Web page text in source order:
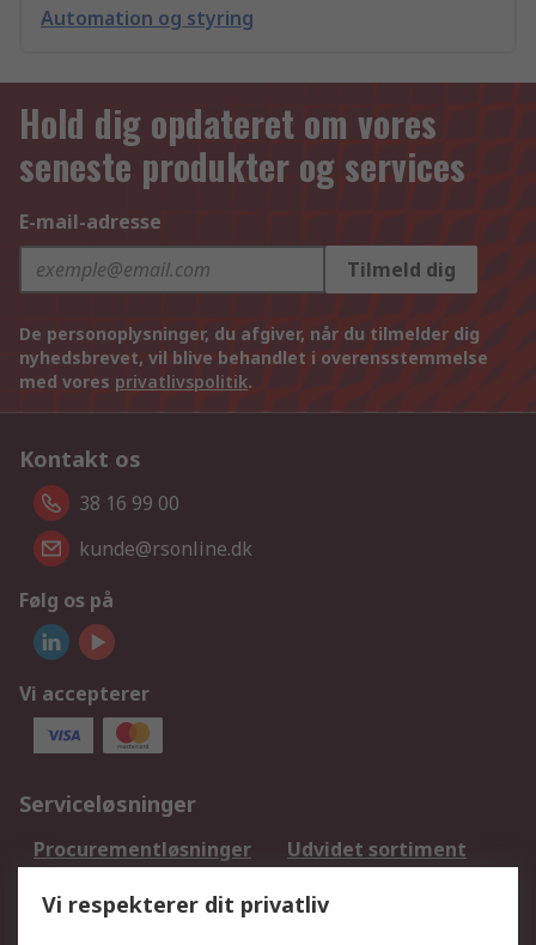
Automation og styring
Hold dig opdateret om vores
seneste produkter og services
E-mail-adresse
Tilmeld dig
De personoplysninger, du afgiver, når du tilmelder dig
nyhedsbrevet, vil blive behandlet i overensstemmelse
med vores privatlivspolitik.
Kontakt os
38 16 99 00
kunde@rsonline.dk
Følg os på
Vi accepterer
Serviceløsninger
Procurementløsninger
Udvidet sortiment
DesignSpark
Teknisk Support
Vi respekterer dit privatliv